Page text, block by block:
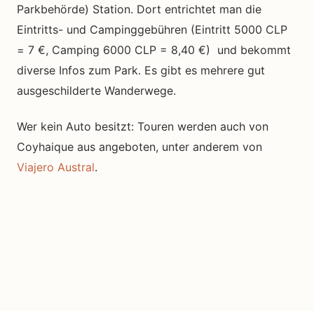
Parkbehörde) Station. Dort entrichtet man die
Eintritts- und Campinggebühren (Eintritt 5000 CLP
= 7 €, Camping 6000 CLP = 8,40 €) und bekommt
diverse Infos zum Park. Es gibt es mehrere gut
ausgeschilderte Wanderwege.
Wer kein Auto besitzt: Touren werden auch von
Coyhaique aus angeboten, unter anderem von
Viajero Austral.